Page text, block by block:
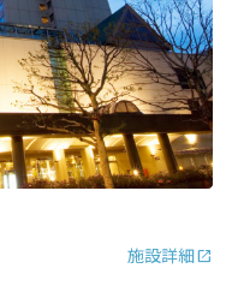
施設詳細